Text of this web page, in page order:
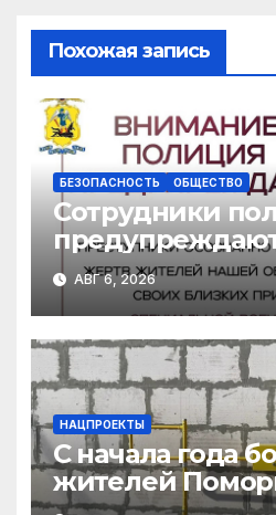
Похожая запись
БЕЗОПАСНОСТЬ ОБЩЕСТВО
Сотрудники
участившихся
отношении
участников СВО
АВГ 6, 2026
НАЦПРОЕКТЫ
С начала года
жителей
получили